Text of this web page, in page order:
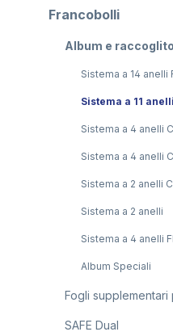
Francobolli
Album e
Sistema a 14 anelli
Sistema a 11
Sistema a 4 anelli
Sistema a 4 anelli
Sistema a 2 anelli
Sistema a 2 anelli
Sistema a 4 anelli
Album Speciali
Fogli
SAFE Dual